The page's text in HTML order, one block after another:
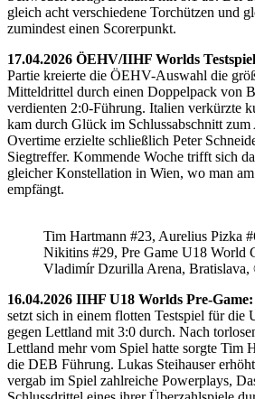
gleich acht verschiedene Torchützen und
zumindest einen Scorerpunkt.
17.04.2026 ÖEHV/IIHF Worlds Testspiel
Partie kreierte die ÖEHV-Auswahl die
Mitteldrittel durch einen Doppelpack von
verdienten 2:0-Führung. Italien verkürzte
kam durch Glück im Schlussabschnitt
Overtime erzielte schließlich Peter
Siegtreffer. Kommende Woche trifft sich
gleicher Konstellation in Wien, wo man
empfängt.
Tim Hartmann #23, Aurelius Pizka
Nikitins #29, Pre Game U18 World
Vladimír Dzurilla Arena, Bratislava,
16.04.2026 IIHF U18 Worlds Pre-Game:
setzt sich in einem flotten Testspiel für die
gegen Lettland mit 3:0 durch. Nach
Lettland mehr vom Spiel hatte sorgte Tim
die DEB Führung. Lukas Steihauser
vergab im Spiel zahlreiche Powerplays,